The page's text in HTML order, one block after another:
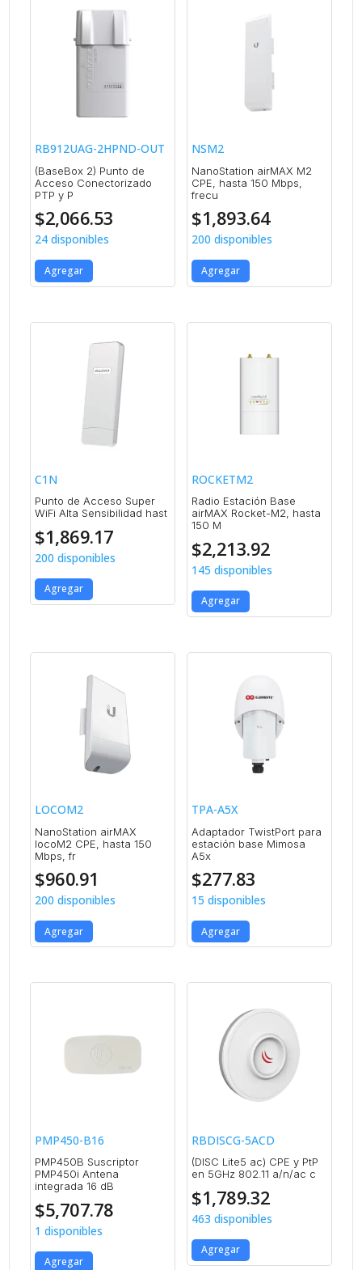
RB912UAG-2HPND-OUT
(BaseBox 2) Punto de
Acceso Conectorizado
PTP y P
$2,066.53
24 disponibles
Agregar
NSM2
NanoStation airMAX M2
CPE, hasta 150 Mbps,
frecu
$1,893.64
200 disponibles
Agregar
C1N
Punto de Acceso Super
WiFi Alta Sensibilidad hast
$1,869.17
200 disponibles
Agregar
ROCKETM2
Radio Estación Base
airMAX Rocket-M2, hasta
150 M
$2,213.92
145 disponibles
Agregar
LOCOM2
NanoStation airMAX
locoM2 CPE, hasta 150
Mbps, fr
$960.91
200 disponibles
Agregar
TPA-A5X
Adaptador TwistPort para
estación base Mimosa
A5x
$277.83
15 disponibles
Agregar
PMP450-B16
PMP450B Suscriptor
PMP450i Antena
integrada 16 dB
$5,707.78
1 disponibles
Agregar
RBDISCG-5ACD
(DISC Lite5 ac) CPE y PtP
en 5GHz 802.11 a/n/ac c
$1,789.32
463 disponibles
Agregar